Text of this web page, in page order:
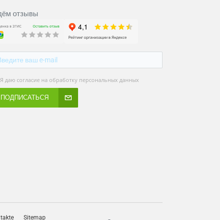
отзывы
Я даю согласие на обработку персональных данных
ПОДПИСАТЬСЯ
Sitemap